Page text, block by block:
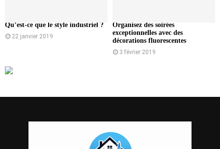
Qu’est-ce que le style industriel ?
22 janvier 2019
Organisez des soirées
exceptionnelles avec des
décorations fluorescentes
3 février 2019